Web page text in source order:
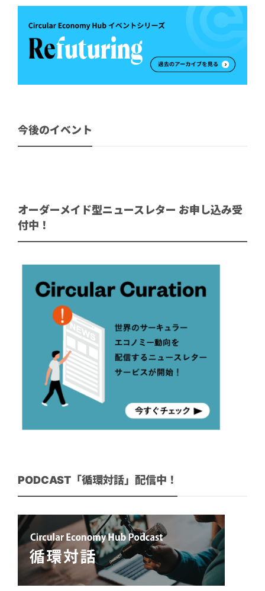
今後のイベント
オーダーメイド型ニュースレター お申し込み受
付中！
PODCAST「循環対話」配信中！